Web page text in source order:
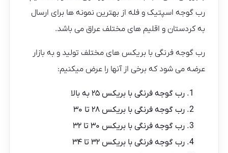
رب گوجه اسپتیک و فله از بهترین نمونه ها برای ارسال
به کردستان و اقلیم های مختلف عراق می باشد.
رب گوجه فرنگی با بریکس های مختلف تولید و به بازار
عرضه می شود که برخی از آنها را عرض میکنیم:
رب گوجه فرنگی با بریکس ۲۵ به بالا
رب گوجه فرنگی با بریکس ۲۸ تا ۳۰
رب گوجه فرنگی با بریکس ۳۰ تا ۳۲
رب گوجه فرنگی با بریکس ۳۲ تا ۳۴